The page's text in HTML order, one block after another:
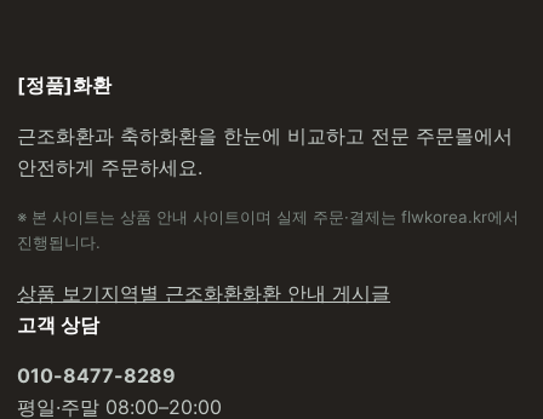
[정품]화환
근조화환과 축하화환을 한눈에 비교하고 전문 주문몰에서
안전하게 주문하세요.
※ 본 사이트는 상품 안내 사이트이며 실제 주문·결제는 flwkorea.kr에서
진행됩니다.
상품 보기지역별 근조화환화환 안내 게시글
고객 상담
010-8477-8289
평일·주말 08:00–20:00